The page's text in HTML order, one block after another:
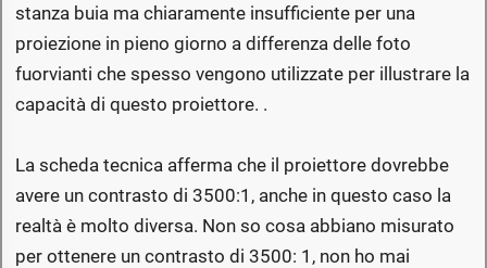
stanza buia ma chiaramente insufficiente per una
proiezione in pieno giorno a differenza delle foto
fuorvianti che spesso vengono utilizzate per illustrare la
capacità di questo proiettore. .
La scheda tecnica afferma che il proiettore dovrebbe
avere un contrasto di 3500:1, anche in questo caso la
realtà è molto diversa. Non so cosa abbiano misurato
per ottenere un contrasto di 3500: 1, non ho mai